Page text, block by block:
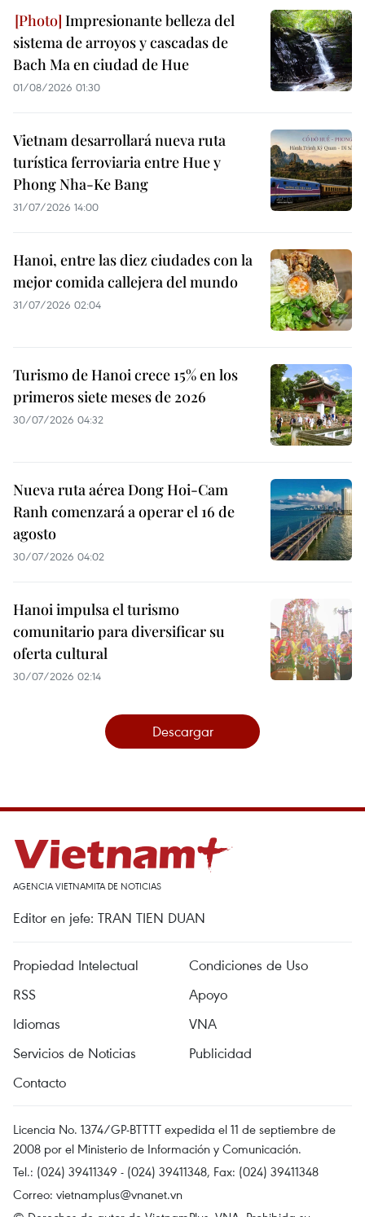
Impresionante belleza del
sistema de arroyos y cascadas de
Bach Ma en ciudad de Hue
01/08/2026 01:30
Vietnam desarrollará nueva ruta
turística ferroviaria entre Hue y
Phong Nha-Ke Bang
31/07/2026 14:00
Hanoi, entre las diez ciudades con la
mejor comida callejera del mundo
31/07/2026 02:04
Turismo de Hanoi crece 15% en los
primeros siete meses de 2026
30/07/2026 04:32
Nueva ruta aérea Dong Hoi-Cam
Ranh comenzará a operar el 16 de
agosto
30/07/2026 04:02
Hanoi impulsa el turismo
comunitario para diversificar su
oferta cultural
30/07/2026 02:14
Descargar
AGENCIA VIETNAMITA DE NOTICIAS
Editor en jefe: TRAN TIEN DUAN
Propiedad Intelectual
Condiciones de Uso
RSS
Apoyo
Idiomas
VNA
Servicios de Noticias
Publicidad
Contacto
Licencia No. 1374/GP-BTTTT expedida el 11 de septiembre de
2008 por el Ministerio de Información y Comunicación.
Tel.: (024) 39411349 - (024) 39411348, Fax: (024) 39411348
Correo: vietnamplus@vnanet.vn